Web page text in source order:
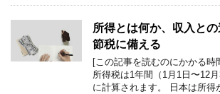
所得とは何か、収入と
節税に備える
[この記事を読むのにかかる時
所得税は1年間（1月1日〜12
に計算されます。 日本は所得